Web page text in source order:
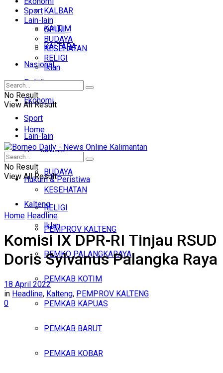
KALBAR
KALTIM
KALTARA
Nasional
Politik
Ekonomi
Sport
Lain-lain
OPINI
BUDAYA
KESEHATAN
RELIGI
Iklan
Jumat, Agustus 7, 2026
Sport
Lain-lain
OPINI
BUDAYA
KESEHATAN
RELIGI
Iklan
No Result
View All Result
Home
Headline
Hukum & Peristiwa
Kalteng
PEMPROV KALTENG
PEMKO PALANGKARAYA
PEMKAB KOTIM
PEMKAB KAPUAS
PEMKAB BARUT
PEMKAB KOBAR
No Result
View All Result
Home Headline
Komisi IX DPR-RI Tinjau RSUD
Doris Sylvanus Palangka Raya
18 April 2022
in Headline, Kalteng, PEMPROV KALTENG
0